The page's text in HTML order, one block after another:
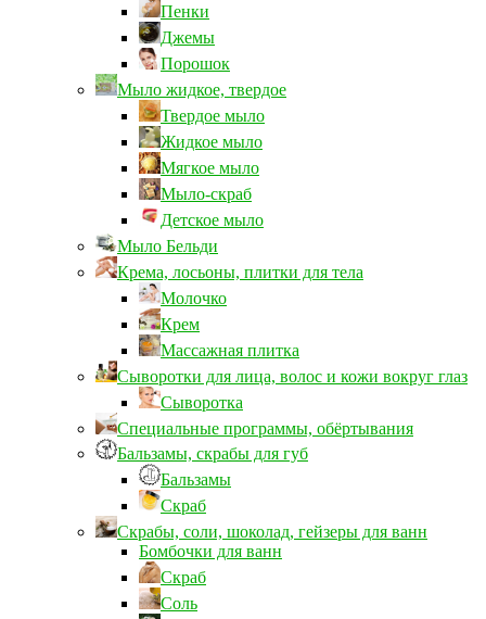
Пенки
Джемы
Порошок
Мыло жидкое, твердое
Твердое мыло
Жидкое мыло
Мягкое мыло
Мыло-скраб
Детское мыло
Мыло Бельди
Крема, лосьоны, плитки для тела
Молочко
Крем
Массажная плитка
Сыворотки для лица, волос и кожи вокруг глаз
Сыворотка
Специальные программы, обёртывания
Бальзамы, скрабы для губ
Бальзамы
Скраб
Скрабы, соли, шоколад, гейзеры для ванн
Бомбочки для ванн
Скраб
Соль